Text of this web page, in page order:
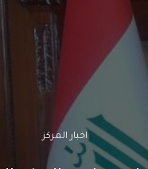
اخبار المركز